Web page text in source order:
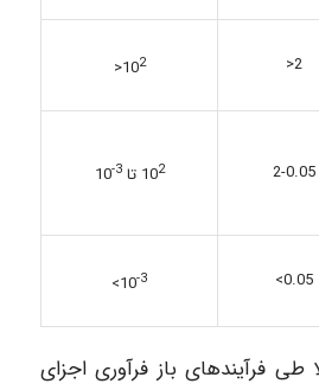
2<
102
<
2-0.05
102 تا3-
10
0.05>
10-3
>
طی فرآیندهای باز فرآوری اجزای